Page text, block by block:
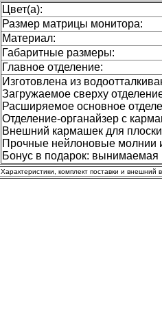
Цвет(а):
Размер матрицы монитора:
Материал:
Габаритные размеры:
Главное отделение:
Изготовлена из
Загружаемое сверху
Расширяемое основное
Отделение-органайзер с
Внешний кармашек для
Прочные нейлоновые молнии
Бонус в подарок: вынимаемая
Характеристики, комплект поставки и